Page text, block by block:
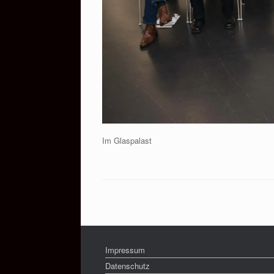
Im Glaspalast
Impressum
Datenschutz